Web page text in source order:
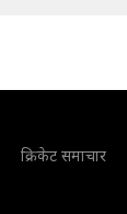
क्रिकेट समाचार